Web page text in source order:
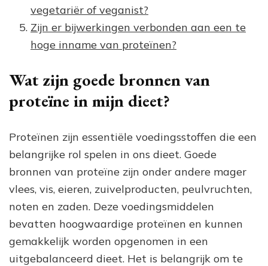
vegetariër of veganist?
Zijn er bijwerkingen verbonden aan een te
hoge inname van proteïnen?
Wat zijn goede bronnen van
proteïne in mijn dieet?
Proteïnen zijn essentiële voedingsstoffen die een
belangrijke rol spelen in ons dieet. Goede
bronnen van proteïne zijn onder andere mager
vlees, vis, eieren, zuivelproducten, peulvruchten,
noten en zaden. Deze voedingsmiddelen
bevatten hoogwaardige proteïnen en kunnen
gemakkelijk worden opgenomen in een
uitgebalanceerd dieet. Het is belangrijk om te